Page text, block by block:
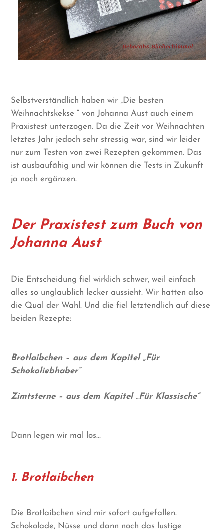
Selbstverständlich haben wir „Die besten
Weihnachtskekse “ von Johanna Aust auch einem
Praxistest unterzogen. Da die Zeit vor Weihnachten
letztes Jahr jedoch sehr stressig war, sind wir leider
nur zum Testen von zwei Rezepten gekommen. Das
ist ausbaufähig und wir können die Tests in Zukunft
ja noch ergänzen.
Der Praxistest zum Buch von
Johanna Aust
Die Entscheidung fiel wirklich schwer, weil einfach
alles so unglaublich lecker aussieht. Wir hatten also
die Qual der Wahl. Und die fiel letztendlich auf diese
beiden Rezepte:
Brotlaibchen – aus dem Kapitel „Für
Schokoliebhaber“
Zimtsterne – aus dem Kapitel „Für Klassische“
Dann legen wir mal los…
1. Brotlaibchen
Die Brotlaibchen sind mir sofort aufgefallen.
Schokolade, Nüsse und dann noch das lustige